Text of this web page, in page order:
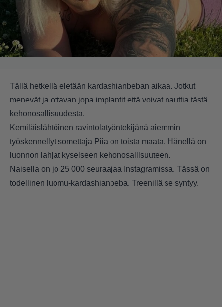
Tällä hetkellä eletään kardashianbeban aikaa. Jotkut
menevät ja ottavan jopa implantit että voivat nauttia tästä
kehonosallisuudesta.
Kemiläislähtöinen ravintolatyöntekijänä aiemmin
työskennellyt somettaja Piia on toista maata. Hänellä on
luonnon lahjat kyseiseen kehonosallisuuteen.
Naisella on jo 25 000 seuraajaa Instagramissa. Tässä on
todellinen luomu-kardashianbeba. Treenillä se syntyy.